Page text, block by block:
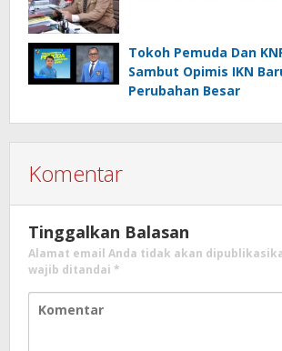
Tokoh Pemuda Dan
Sambut Opimis IKN
Perubahan Besar
Komentar
Tinggalkan Balasan
Alamat email Anda tidak akan
wajib ditandai *